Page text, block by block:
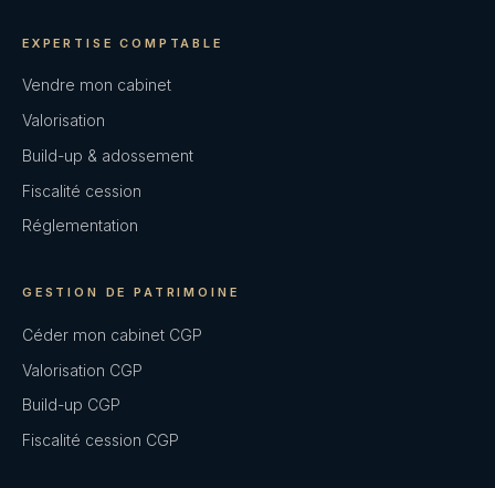
EXPERTISE COMPTABLE
Vendre mon cabinet
Valorisation
Build-up & adossement
Fiscalité cession
Réglementation
GESTION DE PATRIMOINE
Céder mon cabinet CGP
Valorisation CGP
Build-up CGP
Fiscalité cession CGP